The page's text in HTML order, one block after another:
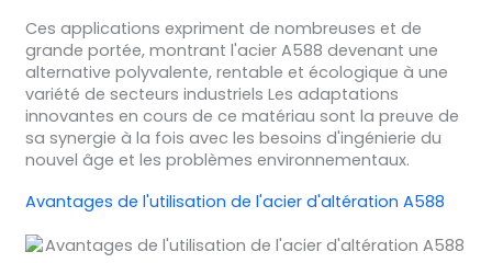
Ces applications expriment de nombreuses et de
grande portée, montrant l'acier A588 devenant une
alternative polyvalente, rentable et écologique à une
variété de secteurs industriels Les adaptations
innovantes en cours de ce matériau sont la preuve de
sa synergie à la fois avec les besoins d'ingénierie du
nouvel âge et les problèmes environnementaux.
Avantages de l'utilisation de l'acier d'altération A588
ZH_TW